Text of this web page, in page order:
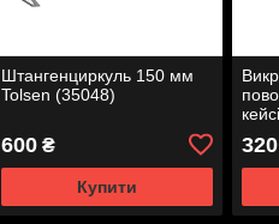
Штангенциркуль 150 мм
Tolsen (35048)
600₴
Купити
320